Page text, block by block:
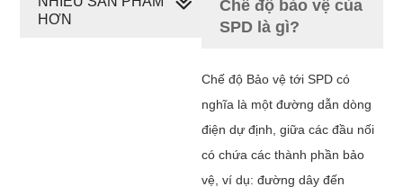
Chế độ bảo vệ của
SPD là gì?
Chế độ Bảo vệ tới SPD có
nghĩa là một đường dẫn dòng
điện dự định, giữa các đầu nối
có chứa các thành phần bảo
vệ, ví dụ: đường dây đến
HƠN